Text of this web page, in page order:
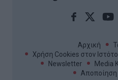
Αρχική
Χρήση Cookies στον
Newsletter
Media